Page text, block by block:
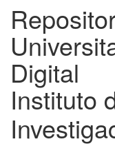
Digital
Instituto